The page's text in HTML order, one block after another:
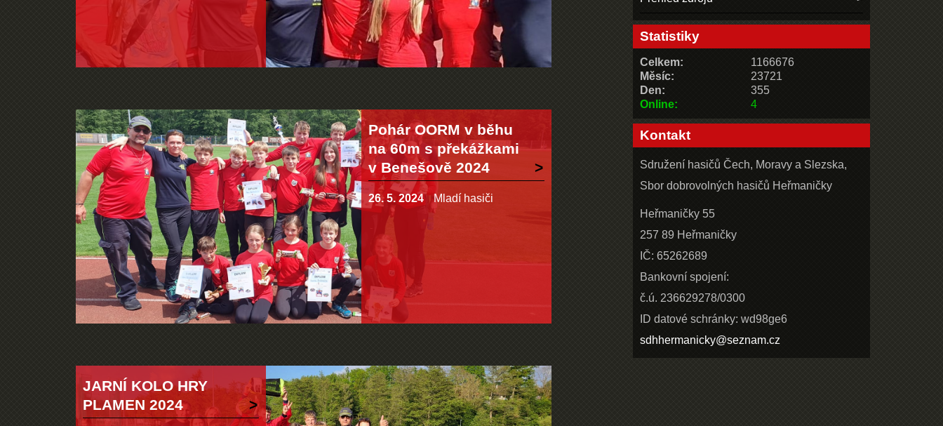
Pohár OORM v běhu
na 60m s překážkami
v Benešově 2024
26. 5. 2024 Mladí hasiči
JARNÍ KOLO HRY
PLAMEN 2024
Statistiky
Online: 4
Celkem:
1166676
Měsíc:
23721
Den:
355
Kontakt
Sdružení hasičů Čech, Moravy a Slezska,
Sbor dobrovolných hasičů Heřmaničky
Heřmaničky 55
257 89 Heřmaničky
IČ: 65262689
Bankovní spojení:
č.ú. 236629278/0300
ID datové schránky: wd98ge6
sdhhermanicky@seznam.cz